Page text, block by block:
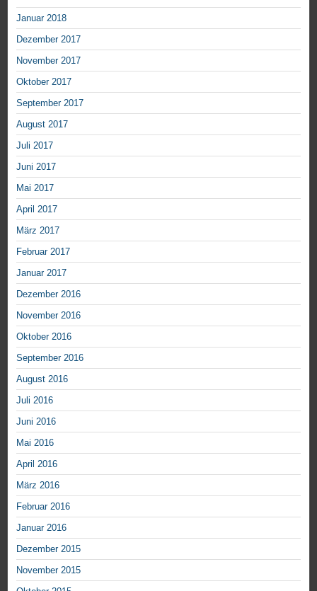
Januar 2018
Dezember 2017
November 2017
Oktober 2017
September 2017
August 2017
Juli 2017
Juni 2017
Mai 2017
April 2017
März 2017
Februar 2017
Januar 2017
Dezember 2016
November 2016
Oktober 2016
September 2016
August 2016
Juli 2016
Juni 2016
Mai 2016
April 2016
März 2016
Februar 2016
Januar 2016
Dezember 2015
November 2015